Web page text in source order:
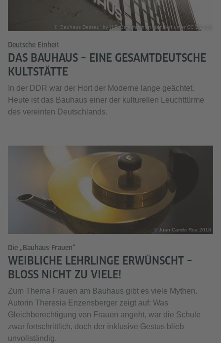
© “Bauhaus Dessau” by H.P. Brinkmann ist lizensiert unter CC BY 2.0
Deutsche Einheit
DAS BAUHAUS – EINE GESAMTDEUTSCHE
KULTSTÄTTE
In der DDR war der Hort der Moderne lange geächtet.
Heute ist das Bauhaus einer der kulturellen Leuchttürme
des vereinten Deutschlands.
© Juan Camilo Roa 2018
Die „Bauhaus-Frauen“
WEIBLICHE LEHRLINGE ERWÜNSCHT –
BLOSS NICHT ZU VIELE!
Zum Thema Frauen am Bauhaus gibt es viele Mythen.
Autorin Theresia Enzensberger zeigt auf: Was
Gleichberechtigung von Frauen angeht, war die Schule
zwar fortschrittlich, doch der inklusive Gestus blieb
unvollständig.